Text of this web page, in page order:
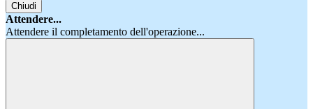
Chiudi
Attendere...
Attendere il completamento dell'operazione...